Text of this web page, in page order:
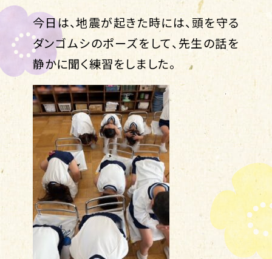
今日は、地震が起きた時には、頭を守る
ダンゴムシのポーズをして、先生の話を
静かに聞く練習をしました。